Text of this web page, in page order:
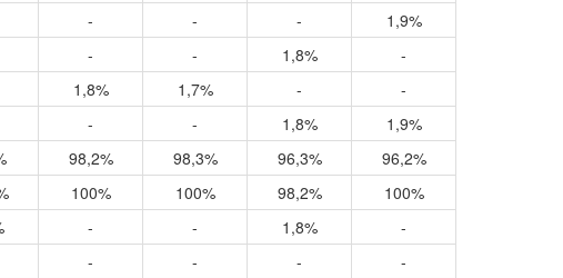
- - -
1,9%
- - 1,8%
-
1,8% 1,7% -
-
- - 1,8%
1,9%
98,2% 98,3% 96,3% 96,2%
100% 100% 98,2%
100%
- - 1,8%
-
- - -
-